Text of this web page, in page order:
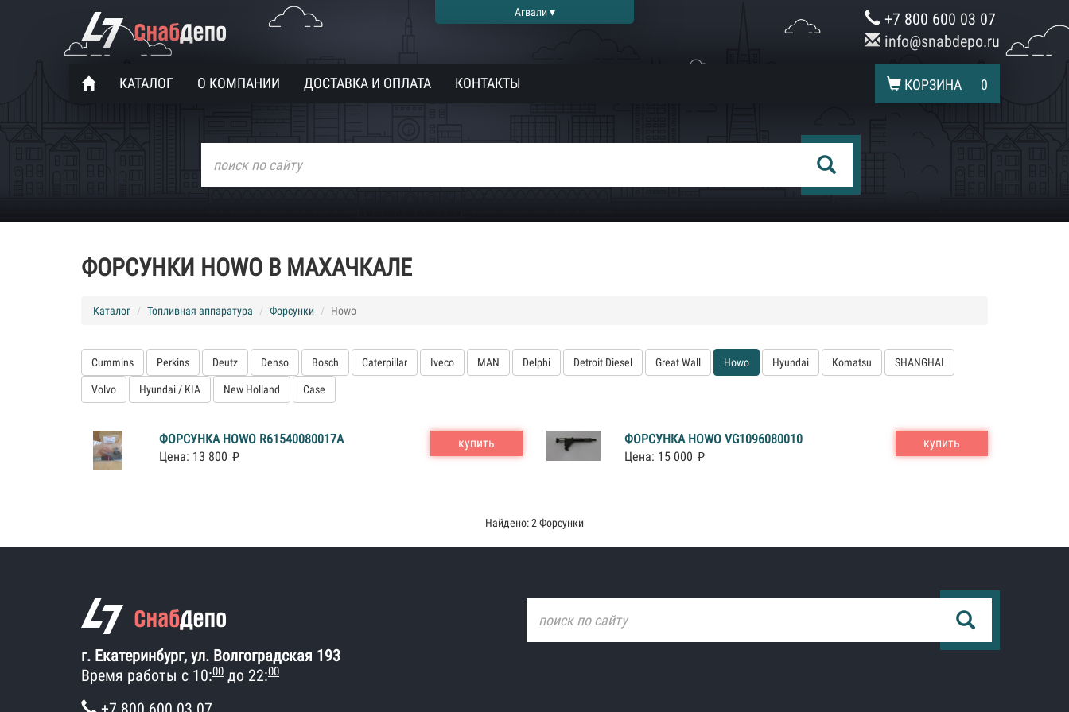
Агвали ▾
+7 800 600 03 07
info@snabdepo.ru
КАТАЛОГ О КОМПАНИИ ДОСТАВКА И ОПЛАТА КОНТАКТЫ КОРЗИНА 0
ФОРСУНКИ HOWO В МАХАЧКАЛЕ
Каталог Топливная аппаратура Форсунки Howo
Cummins Perkins Deutz Denso Bosch Caterpillar Iveco MAN Delphi Detroit Diesel Great Wall Howo Hyundai Komatsu SHANGHAI
Volvo Hyundai / KIA New Holland Case
ФОРСУНКА HOWO R61540080017A
Цена: 13 800
купить
ФОРСУНКА HOWO VG1096080010
Цена: 15 000
купить
Найдено: 2 Форсунки
г. Екатеринбург, ул. Волгоградская 193
Время работы с 10:00 до 22:00